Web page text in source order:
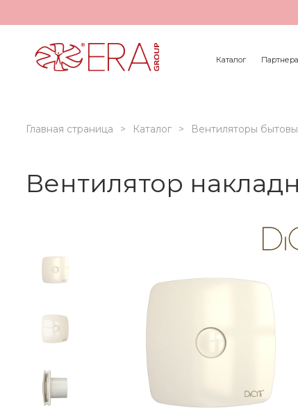
Каталог
Главная страница Каталог Вентиляторы
Вентилятор